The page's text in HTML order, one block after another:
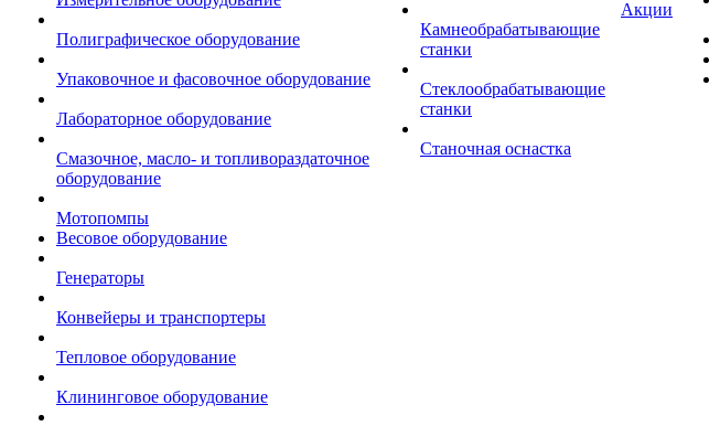
Полиграфическое оборудование
Упаковочное и фасовочное оборудование
Лабораторное оборудование
Смазочное, масло- и топливораздаточное
оборудование
Мотопомпы
Весовое оборудование
Генераторы
Конвейеры и транспортеры
Тепловое оборудование
Клининговое оборудование
Камнеобрабатывающие
станки
Стеклообрабатывающие
станки
Станочная оснастка
Акции